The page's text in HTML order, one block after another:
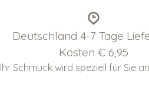
Deutschland 4-7 Tage
Kosten € 6,95
Ihr Schmuck wird speziell für Sie